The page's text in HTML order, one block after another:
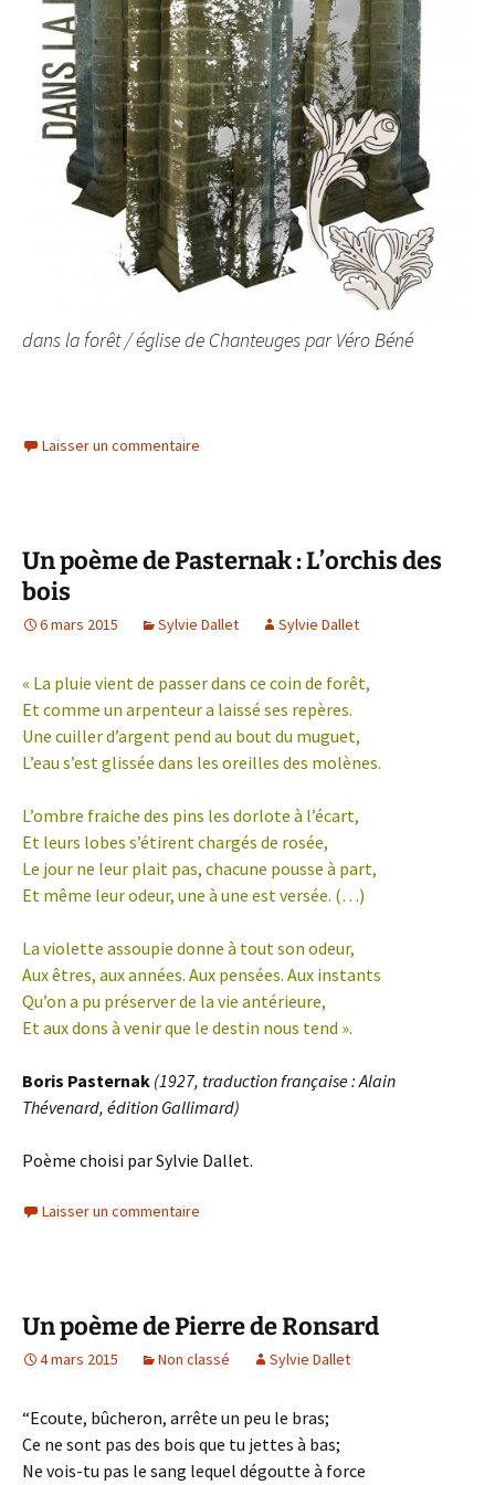
dans la forêt / église de Chanteuges par Véro Béné
Laisser un commentaire
Un poème de Pasternak : L’orchis des
bois
6 mars 2015 Sylvie Dallet Sylvie Dallet
« La pluie vient de passer dans ce coin de forêt,
Et comme un arpenteur a laissé ses repères.
Une cuiller d’argent pend au bout du muguet,
L’eau s’est glissée dans les oreilles des molènes.
L’ombre fraiche des pins les dorlote à l’écart,
Et leurs lobes s’étirent chargés de rosée,
Le jour ne leur plait pas, chacune pousse à part,
Et même leur odeur, une à une est versée. (…)
La violette assoupie donne à tout son odeur,
Aux êtres, aux années. Aux pensées. Aux instants
Qu’on a pu préserver de la vie antérieure,
Et aux dons à venir que le destin nous tend ».
Boris Pasternak (1927, traduction française : Alain
Thévenard, édition Gallimard)
Poème choisi par Sylvie Dallet.
Laisser un commentaire
Un poème de Pierre de Ronsard
4 mars 2015 Non classé Sylvie Dallet
“Ecoute, bûcheron, arrête un peu le bras;
Ce ne sont pas des bois que tu jettes à bas;
Ne vois-tu pas le sang lequel dégoutte à force